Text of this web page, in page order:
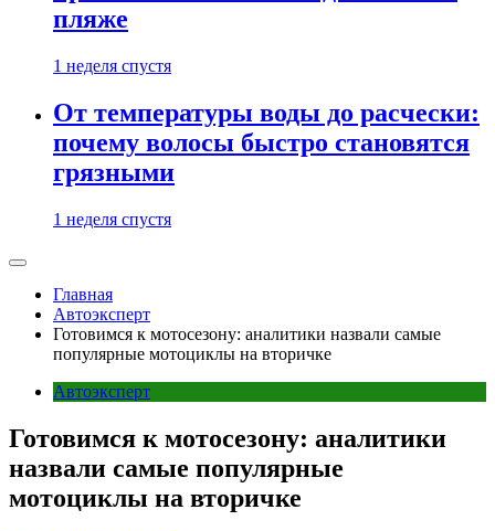
пляже
1 неделя спустя
От температуры воды до расчески:
почему волосы быстро становятся
грязными
1 неделя спустя
Главная
Автоэксперт
Готовимся к мотосезону: аналитики назвали самые
популярные мотоциклы на вторичке
Автоэксперт
Готовимся к мотосезону: аналитики
назвали самые популярные
мотоциклы на вторичке